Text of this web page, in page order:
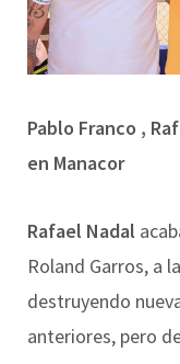
Pablo Franco ,
en Manacor
Rafael Nadal
Roland Garros, a
destruyendo
anteriores, pero